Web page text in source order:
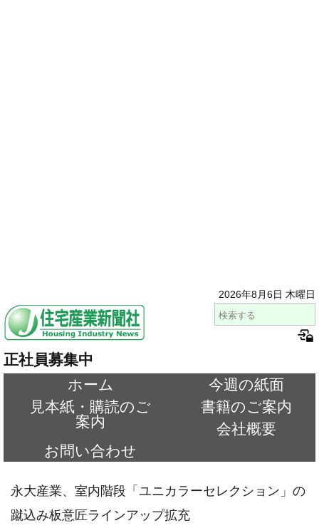
2026年8月6日 木曜日
正社員募集中
ホーム
今週の紙面
見本紙・購読のご
案内
書籍のご案内
会社概要
お問い合わせ
永大産業、室内階段「ユニカラーセレクション」の
蹴込み板意匠ラインアップ拡充